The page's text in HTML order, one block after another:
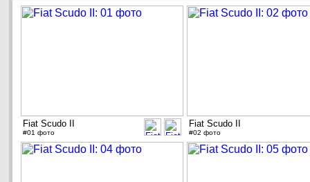
Fiat Scudo II
#01 фото
Fiat Scudo II
#02 фото